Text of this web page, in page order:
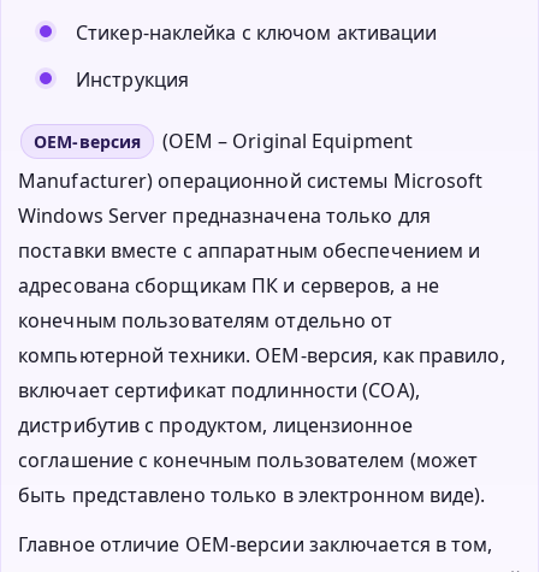
Стикер-наклейка с ключом активации
Инструкция
OEM-версия
(OEM – Original Equipment
Manufacturer) операционной системы Microsoft
Windows Server предназначена только для
поставки вместе с аппаратным обеспечением и
адресована сборщикам ПК и серверов, а не
конечным пользователям отдельно от
компьютерной техники. ОЕМ-версия, как правило,
включает сертификат подлинности (СОА),
дистрибутив с продуктом, лицензионное
соглашение с конечным пользователем (может
быть представлено только в электронном виде).
Главное отличие OEM-версии заключается в том,